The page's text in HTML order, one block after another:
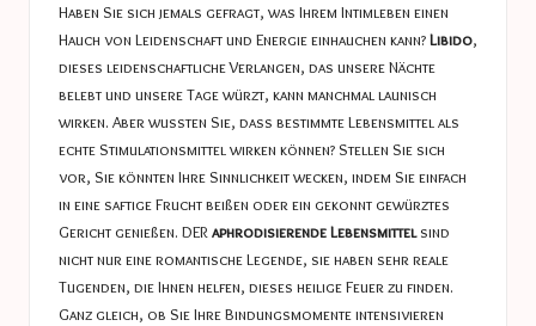
Haben Sie sich jemals gefragt, was Ihrem Intimleben einen
Hauch von Leidenschaft und Energie einhauchen kann?Libido,
dieses leidenschaftliche Verlangen, das unsere Nächte
belebt und unsere Tage würzt, kann manchmal launisch
wirken. Aber wussten Sie, dass bestimmte Lebensmittel als
echte Stimulationsmittel wirken können? Stellen Sie sich
vor, Sie könnten Ihre Sinnlichkeit wecken, indem Sie einfach
in eine saftige Frucht beißen oder ein gekonnt gewürztes
Gericht genießen. DER aphrodisierende Lebensmittelsind
nicht nur eine romantische Legende, sie haben sehr reale
Tugenden, die Ihnen helfen, dieses heilige Feuer zu finden.
Ganz gleich, ob Sie Ihre Bindungsmomente intensivieren